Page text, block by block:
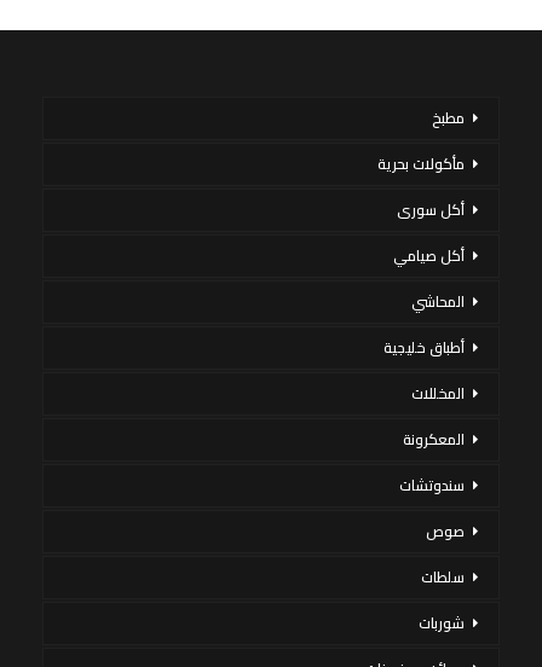
مطبخ
مأكولات بحرية
أكل سورى
أكل صيامي
المحاشي
أطباق خليجية
المخللات
المعكرونة
سندوتشات
صوص
سلطات
شوربات